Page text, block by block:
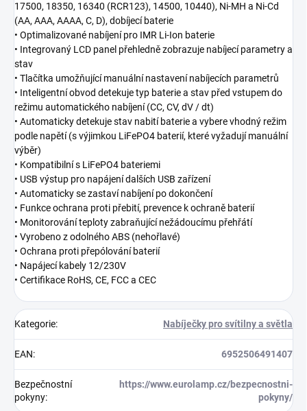
17500, 18350, 16340 (RCR123), 14500, 10440), Ni-MH a Ni-Cd
(AA, AAA, AAAA, C, D), dobíjecí baterie
• Optimalizované nabíjení pro IMR Li-Ion baterie
• Integrovaný LCD panel přehledně zobrazuje nabíjecí parametry a
stav
• Tlačítka umožňující manuální nastavení nabíjecích parametrů
• Inteligentní obvod detekuje typ baterie a stav před vstupem do
režimu automatického nabíjení (CC, CV, dV / dt)
• Automaticky detekuje stav nabití baterie a vybere vhodný režim
podle napětí (s výjimkou LiFePO4 baterií, které vyžadují manuální
výběr)
• Kompatibilní s LiFePO4 bateriemi
• USB výstup pro napájení dalších USB zařízení
• Automaticky se zastaví nabíjení po dokončení
• Funkce ochrana proti přebití, prevence k ochraně baterií
• Monitorování teploty zabraňující nežádoucímu přehřátí
• Vyrobeno z odolného ABS (nehořlavé)
• Ochrana proti přepólování baterií
• Napájecí kabely 12/230V
• Certifikace RoHS, CE, FCC a CEC
Kategorie: Nabíječky pro svítilny a světla
EAN: 6952506491407
Bezpečnostní
pokyny:
https://www.eurolamp.cz/bezpecnostni-
pokyny/